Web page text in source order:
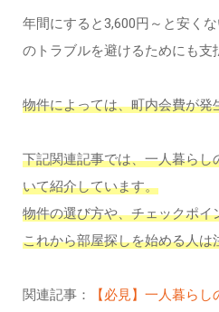
年間にすると3,600円～と安く
のトラブルを避けるためにも支
物件によっては、町内会費が
下記関連記事では、一人暮ら
いて紹介しています。
物件の選び方や、チェックポ
これから部屋探しを始める人は
関連記事：
【必見】一人暮ら